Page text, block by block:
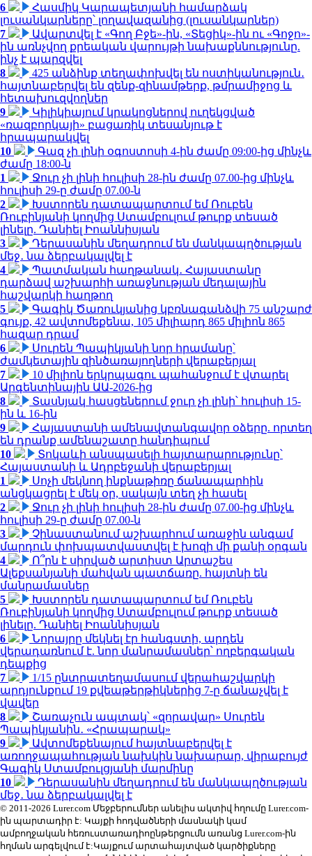
6
Հասմիկ Կարապետյանի համարձակ
լուսանկարները՝ լողավազանից (լուսանկարներ)
7
Ավարտվել է «Գող Բջե»-ին, «Տեցիկ»-ին ու «Գոջո»-
ին առնչվող քրեական վարույթի նախաքննությունը.
ինչ է պարզվել
8
425 անձինք տեղափոխվել են ոստիկանություն․
հայտնաբերվել են զենք-զինամթերք, թմրամիջոց և
հետախուզվողներ
9
Կիլիկիայում կրակոցներով ուղեկցված
«ռազբորկայի» բացառիկ տեսանյութ է
հրապարակվել
10
Գազ չի լինի օգոստոսի 4-ին ժամը 09:00-ից մինչև
ժամը 18:00-ն
1
Ջուր չի լինի հուլիսի 28-ին ժամը 07.00-ից մինչև
հուլիսի 29-ը ժամը 07.00-ն
2
Խստորեն դատապարտում եմ Ռուբեն
Ռուբինյանի կողմից Ստամբուլում թուրք տեսած
լինելը. Դանիել Իոաննիսյան
3
Դերասանին մեղադրում են մանկապղծության
մեջ․ նա ձերբակալվել է
4
Պատմական հաղթանակ․ Հայաստանը
դարձավ աշխարհի առաջնության մեդալային
հաշվարկի հաղթող
5
Գագիկ Ծառուկյանից կբռնագանձվի 75 անշարժ
գույք, 42 ավտոմեքենա, 105 միլիարդ 865 միլիոն 865
հազար դրամ
6
Սուրեն Պապիկյանի նոր հրամանը՝
ժամկետային զինծառայողների վերաբերյալ
7
10 միլիոն երկրպագու պահանջում է վտարել
Արգենտինային ԱԱ-2026-ից
8
Տասնյակ հասցեներում ջուր չի լինի՝ հուլիսի 15-
ին և 16-ին
9
Հայաստանի ամենավտանգավոր օձերը. որտեղ
են դրանք ամենաշատը հանդիպում
10
Տոկաևի անսպասելի հայտարարությունը՝
Հայաստանի և Ադրբեջանի վերաբերյալ
1
Սոչի մեկնող ինքնաթիռը ճանապարհին
անցկացրել է մեկ օր, սակայն տեղ չի հասել
2
Ջուր չի լինի հուլիսի 28-ին ժամը 07.00-ից մինչև
հուլիսի 29-ը ժամը 07.00-ն
3
Չինաստանում աշխարհում առաջին անգամ
մարդուն փոխպատվաստվել է խոզի մի քանի օրգան
4
Ո՞րն է սիրված արտիստ Արտաշես
Ալեքսանյանի մահվան պատճառը. հայտնի են
մանրամասներ
5
Խստորեն դատապարտում եմ Ռուբեն
Ռուբինյանի կողմից Ստամբուլում թուրք տեսած
լինելը. Դանիել Իոաննիսյան
6
Նորայրը մեկնել էր հանգստի, արդեն
վերադառնում է. նոր մանրամասներ՝ ողբերգական
դեպքից
7
1/15 ընտրատեղամասում վերահաշվարկի
արդյունքում 19 քվեաթերթիկներից 7-ը ճանաչվել է
վավեր
8
Շառաչուն ապտակ՝ «զորավար» Սուրեն
Պապիկյանին․ «Հրապարակ»
9
Ավտոմեքենայում հայտնաբերվել է
առողջապահության նախկին նախարար, վիրաբույժ
Գագիկ Ստամբուլցյանի մարմինը
10
Դերասանին մեղադրում են մանկապղծության
մեջ․ նա ձերբակալվել է
© 2011-2026 Lurer.com Մեջբերումներ անելիս ակտիվ հղումը Lurer.com-
ին պարտադիր է: Կայքի հոդվածների մասնակի կամ
ամբողջական հեռուստառադիոընթերցումն առանց Lurer.com-ին
հղման արգելվում է:Կայքում արտահայտված կարծիքները